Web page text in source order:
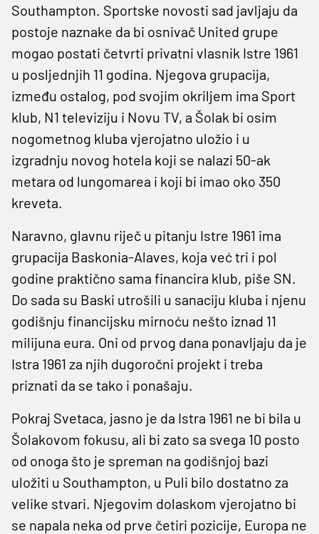
Southampton. Sportske novosti sad javljaju da
postoje naznake da bi osnivač United grupe
mogao postati četvrti privatni vlasnik Istre 1961
u posljednjih 11 godina. Njegova grupacija,
između ostalog, pod svojim okriljem ima Sport
klub, N1 televiziju i Novu TV, a Šolak bi osim
nogometnog kluba vjerojatno uložio i u
izgradnju novog hotela koji se nalazi 50-ak
metara od lungomarea i koji bi imao oko 350
kreveta.
Naravno, glavnu riječ u pitanju Istre 1961 ima
grupacija Baskonia-Alaves, koja već tri i pol
godine praktično sama financira klub, piše SN.
Do sada su Baski utrošili u sanaciju kluba i njenu
godišnju financijsku mirnoću nešto iznad 11
milijuna eura. Oni od prvog dana ponavljaju da je
Istra 1961 za njih dugoročni projekt i treba
priznati da se tako i ponašaju.
Pokraj Svetaca, jasno je da Istra 1961 ne bi bila u
Šolakovom fokusu, ali bi zato sa svega 10 posto
od onoga što je spreman na godišnjoj bazi
uložiti u Southampton, u Puli bilo dostatno za
velike stvari. Njegovim dolaskom vjerojatno bi
se napala neka od prve četiri pozicije, Europa ne